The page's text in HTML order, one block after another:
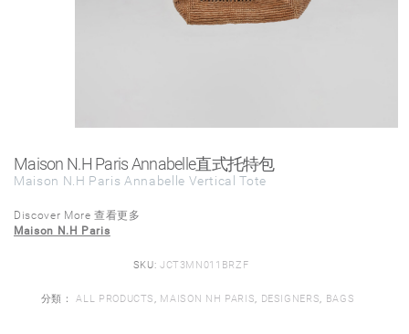
Maison N.H Paris Annabelle直式托特包
Maison N.H Paris Annabelle Vertical Tote
Discover More 查看更多
Maison N.H Paris
SKU: JCT3MN011BRZF
分類： ALL PRODUCTS MAISON NH PARIS DESIGNERS BAGS